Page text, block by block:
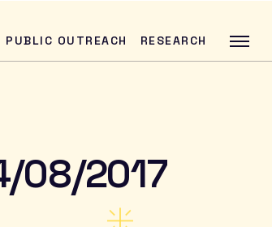
PUBLIC OUTREACH RESEARCH
SEARCH
08/2017